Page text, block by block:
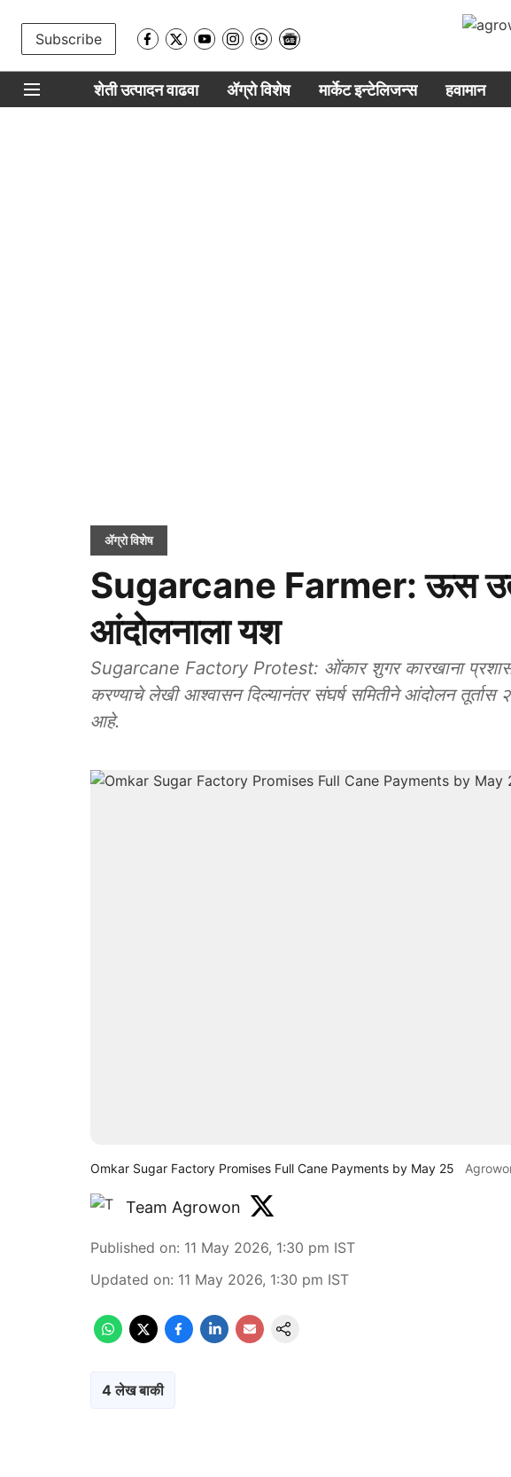
Subscribe
शेती उत्पादन वाढवा ॲग्रो विशेष मार्केट इन्टेलिजन्स हवामान
ॲग्रो विशेष
Sugarcane Farmer: ऊस
आंदोलनाला यश
Sugarcane Factory Protest: ओंकार शुगर कारखाना
करण्याचे लेखी आश्वासन दिल्यानंतर संघर्ष समितीने आंदोलन तूर्तास
आहे.
Omkar Sugar Factory Promises Full Cane Payments by May 25
Team Agrowon
Published on: 11 May 2026, 1:30 pm IST
Updated on: 11 May 2026, 1:30 pm IST
4 लेख बाकी